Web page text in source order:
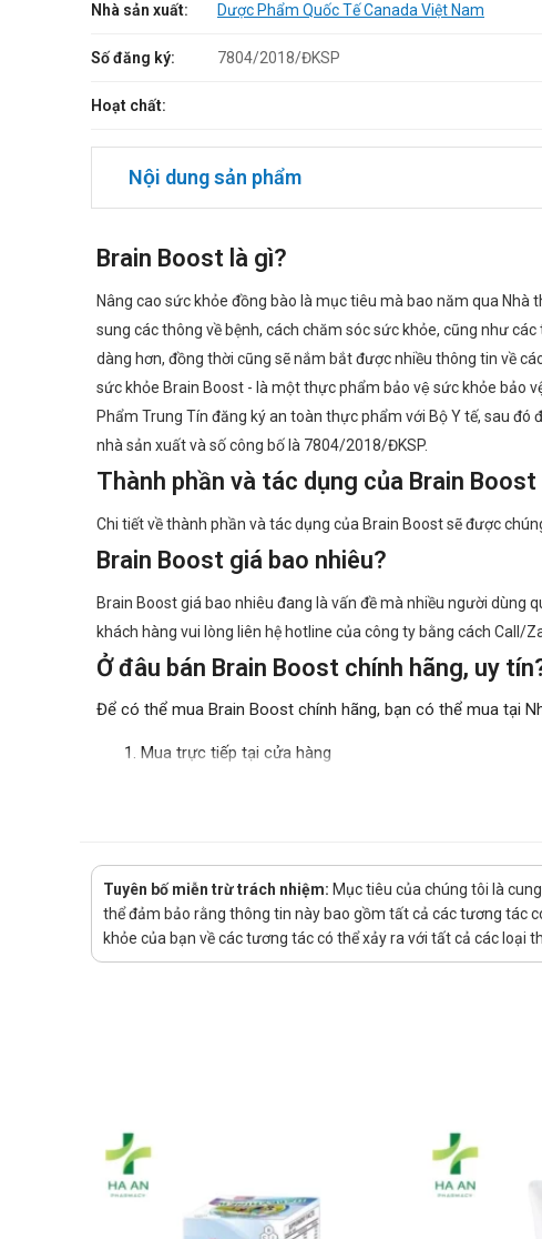
Nhà sản xuất: Dược Phẩm Quốc Tế Canada Việt Nam
Số đăng ký: 7804/2018/ĐKSP
Hoạt chất:
Nội dung sản phẩm
Brain Boost là gì?
Nâng cao sức khỏe đồng bào là mục tiêu mà bao năm qua
sung các thông về bệnh, cách chăm sóc sức khỏe, cũng như
dàng hơn, đồng thời cũng sẽ nắm bắt được nhiều thông tin về
sức khỏe Brain Boost - là một thực phẩm bảo vệ sức khỏe bảo
Phẩm Trung Tín đăng ký an toàn thực phẩm với Bộ Y tế, sau
nhà sản xuất và số công bố là 7804/2018/ĐKSP.
Thành phần và tác dụng của Brain Boost
Chi tiết về thành phần và tác dụng của Brain Boost sẽ được
Brain Boost giá bao nhiêu?
Brain Boost giá bao nhiêu đang là vấn đề mà nhiều người dùng
khách hàng vui lòng liên hệ hotline của công ty bằng cách Call/
Ở đâu bán Brain Boost chính hãng, uy
Để có thể mua Brain Boost chính hãng, bạn có thể mua tại
Mua trực tiếp tại cửa hàng
phúc!
Tuyên bố miễn trừ trách nhiệm: Mục tiêu của chúng tôi là
thể đảm bảo rằng thông tin này bao gồm tất cả các tương tác
khỏe của bạn về các tương tác có thể xảy ra với tất cả các loại